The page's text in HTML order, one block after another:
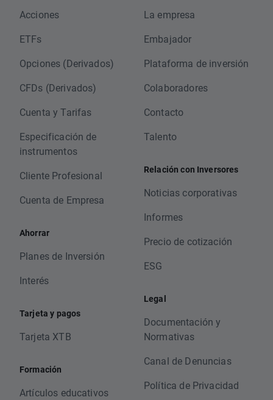
Acciones
ETFs
Opciones (Derivados)
CFDs (Derivados)
Cuenta y Tarifas
Especificación de
instrumentos
Cliente Profesional
Cuenta de Empresa
Ahorrar
Planes de Inversión
Interés
Tarjeta y pagos
Tarjeta XTB
Formación
Artículos educativos
La empresa
Embajador
Plataforma de inversión
Colaboradores
Contacto
Talento
Relación con Inversores
Noticias corporativas
Informes
Precio de cotización
ESG
Legal
Documentación y
Normativas
Canal de Denuncias
Política de Privacidad